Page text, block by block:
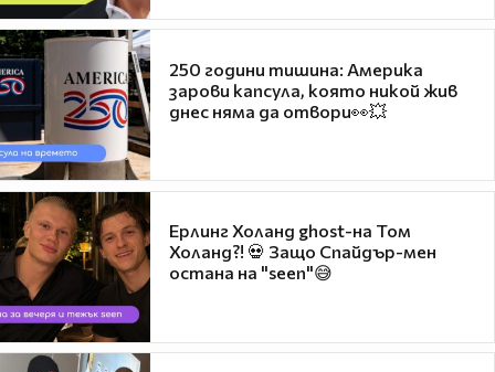
250 години тишина: Америка
зарови капсула, която никой жив
днес няма да отвори👀💥
Ерлинг Холанд ghost-на Том
Холанд?! 💀 Защо Спайдър-мен
остана на "seen"😅